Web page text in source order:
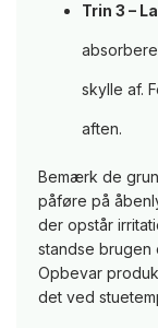
Trin 3 –
skylle af.
aften.
Bemærk de
påføre på
der opstår
standse brugen
Opbevar
det ved